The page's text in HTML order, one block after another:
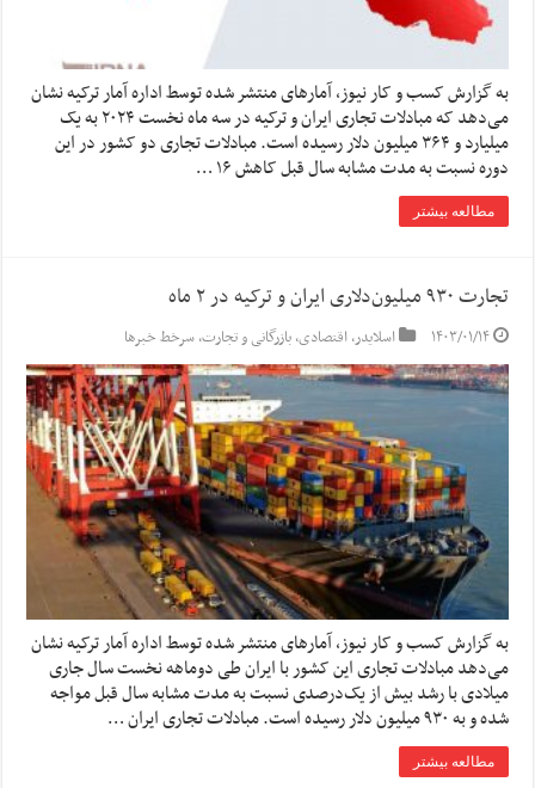
به گزارش کسب و کار نیوز، آمارهای منتشر شده توسط اداره آمار ترکیه نشان
می‌دهد که مبادلات تجاری ایران و ترکیه در سه ماه نخست ۲۰۲۴ به یک
میلیارد و ۳۶۴ میلیون دلار رسیده است. مبادلات تجاری دو کشور در این
دوره نسبت به مدت مشابه سال قبل کاهش ۱۶ …
مطالعه بیشتر
تجارت ۹۳۰ میلیون‌دلاری ایران و ترکیه در ۲ ماه
۱۴۰۳/۰۱/۱۴ اسلایدر,اقتصادی,بازرگانی و تجارت,سرخط خبرها
به گزارش کسب و کار نیوز، آمارهای منتشر شده توسط اداره آمار ترکیه نشان
می‌دهد مبادلات تجاری این کشور با ایران طی دوماهه نخست سال جاری
میلادی با رشد بیش از یک‌درصدی نسبت به مدت مشابه سال قبل مواجه
شده و به ۹۳۰ میلیون دلار رسیده است. مبادلات تجاری ایران …
مطالعه بیشتر